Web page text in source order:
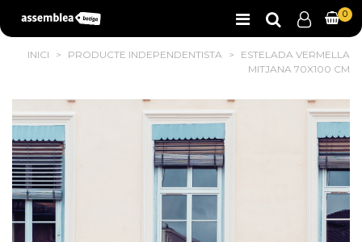
0
INICI > PRODUCTE INDEPENDENTISTA >
ESTELADA VERMELLA
MITJANA 70X100 CM